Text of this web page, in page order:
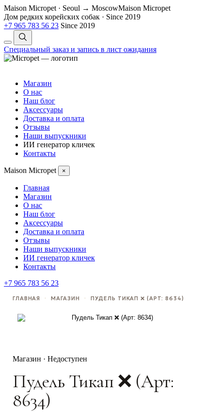
Maison Micropet · Seoul → MoscowMaison Micropet
Дом редких корейских собак · Since 2019
+7 965 783 56 23 Since 2019
Специальный заказ и запись в лист ожидания
Магазин
О нас
Наш блог
Аксессуары
Доставка и оплата
Отзывы
Наши выпускники
ИИ генератор кличек
Контакты
Maison Micropet ×
Главная
Магазин
О нас
Наш блог
Аксессуары
Доставка и оплата
Отзывы
Наши выпускники
ИИ генератор кличек
Контакты
+7 965 783 56 23
ГЛАВНАЯ · МАГАЗИН · ПУДЕЛЬ ТИКАП ❌️ (АРТ: 8634)
Магазин · Недоступен
Пудель Тикап ❌️ (Арт:
8634)